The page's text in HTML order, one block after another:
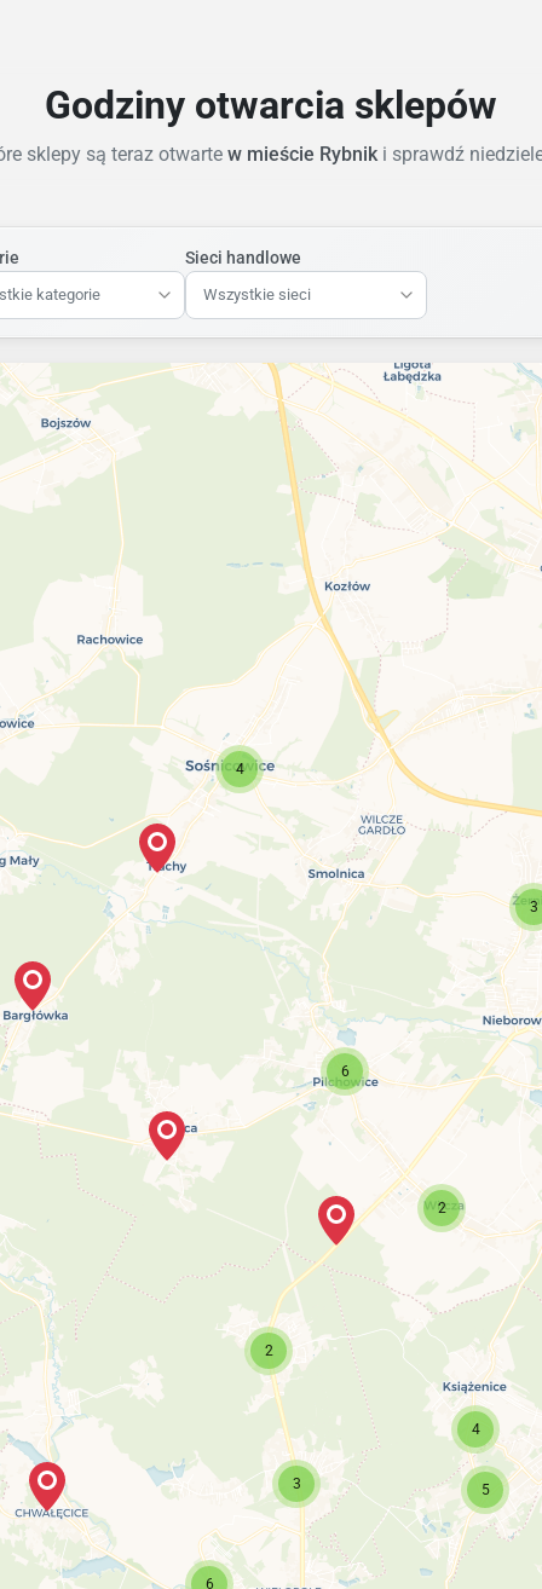
Godziny otwarcia sklepów
sklepy są teraz otwartew mieście Rybnik i sprawdź
kategorie
Sieci handlowe
Wszystkie sieci
6
3 5
4
2
2
6
3
4